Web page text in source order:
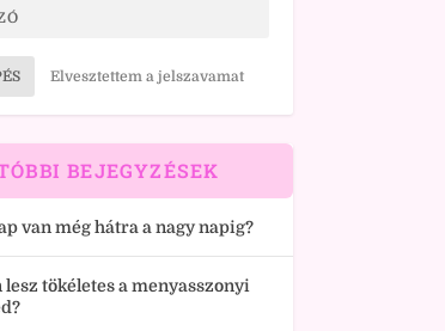
Elvesztettem a jelszavamat
BEJEGYZÉSEK
van még hátra a nagy napig?
lesz tökéletes a menyasszonyi